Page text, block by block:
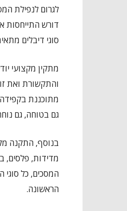
לגרום לנפילת
דורש התייחסות
סוגי דיבלים
מתקין מקצועי
והתקשורת ואת
מתוכננת
גם בטוחה, גם
בנוסף, התקנה
מדידות, פלסים,
המסכים, כל סוגי
הראשונה.